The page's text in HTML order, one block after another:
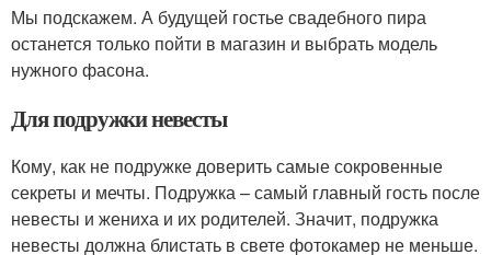
Мы подскажем. А будущей гостье свадебного пира
останется только пойти в магазин и выбрать модель
нужного фасона.
Для подружки невесты
Кому, как не подружке доверить самые сокровенные
секреты и мечты. Подружка – самый главный гость после
невесты и жениха и их родителей. Значит, подружка
невесты должна блистать в свете фотокамер не меньше.